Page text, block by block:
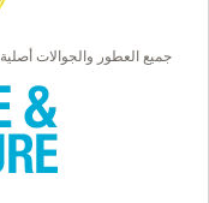
جميع العطور والجوالات أصلية 100%